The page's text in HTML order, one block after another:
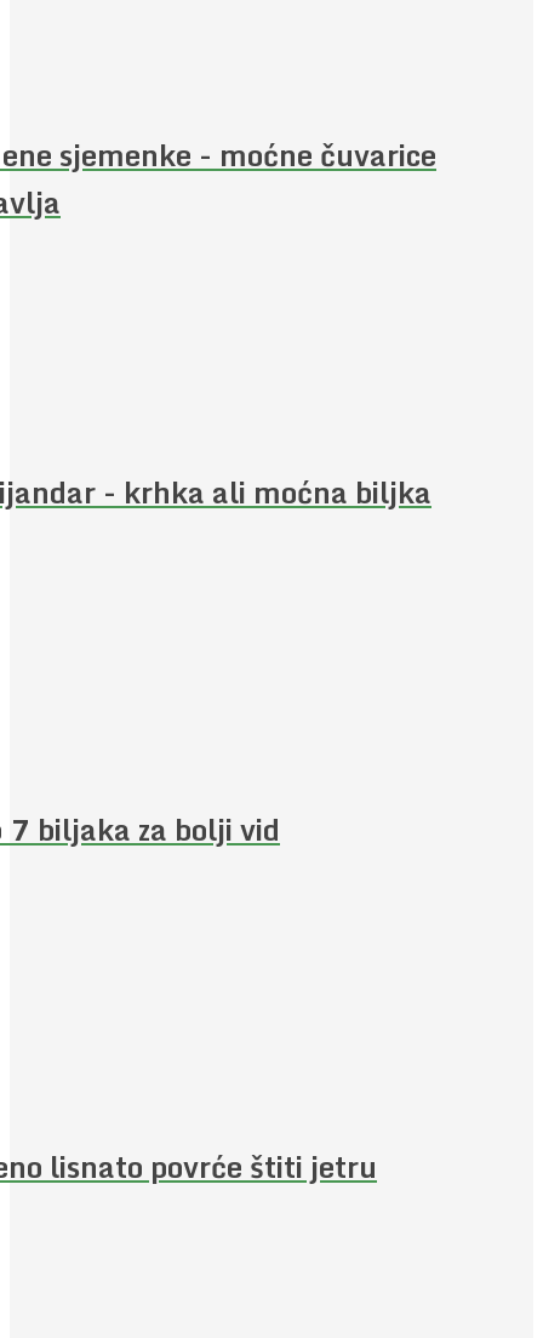
sjemenke - moćne čuvarice
- krhka ali moćna biljka
7 biljaka za bolji vid
lisnato povrće štiti jetru